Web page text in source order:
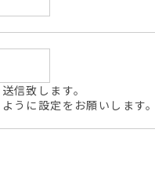
致します。
に設定をお願いします